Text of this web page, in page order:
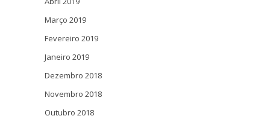
Março 2019
Fevereiro 2019
Janeiro 2019
Dezembro 2018
Novembro 2018
Outubro 2018